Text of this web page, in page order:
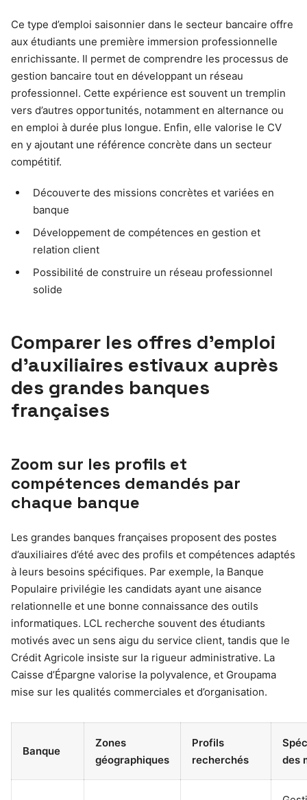
Ce type d’emploi saisonnier dans le secteur bancaire offre
aux étudiants une première immersion professionnelle
enrichissante. Il permet de comprendre les processus de
gestion bancaire tout en développant un réseau
professionnel. Cette expérience est souvent un tremplin
vers d’autres opportunités, notamment en alternance ou
en emploi à durée plus longue. Enfin, elle valorise le CV
en y ajoutant une référence concrète dans un secteur
compétitif.
Découverte des missions concrètes et variées en
banque
Développement de compétences en gestion et
relation client
Possibilité de construire un réseau professionnel
solide
Comparer les offres d’emploi
d’auxiliaires estivaux auprès
des grandes banques
françaises
Zoom sur les profils et
compétences demandés par
chaque banque
Les grandes banques françaises proposent des postes
d’auxiliaires d’été avec des profils et compétences adaptés
à leurs besoins spécifiques. Par exemple, la Banque
Populaire privilégie les candidats ayant une aisance
relationnelle et une bonne connaissance des outils
informatiques. LCL recherche souvent des étudiants
motivés avec un sens aigu du service client, tandis que le
Crédit Agricole insiste sur la rigueur administrative. La
Caisse d’Épargne valorise la polyvalence, et Groupama
mise sur les qualités commerciales et d’organisation.
Banque
Zones
géographiques
Profils
recherchés
des